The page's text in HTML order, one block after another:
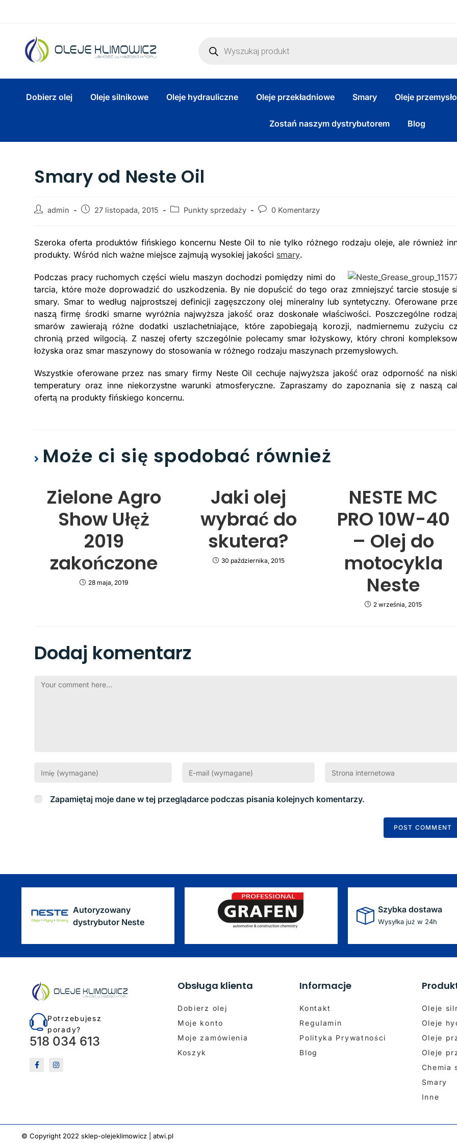
Dobierz olej Oleje silnikowe Oleje hydrauliczne Oleje przekładniowe Smary Oleje
Zostań naszym dystrybutorem Blog
Smary od Neste Oil
admin 27 listopada, 2015 Punkty sprzedaży 0 Komentarzy
Szeroka oferta produktów fińskiego koncernu Neste Oil to nie tylko różnego rodzaju oleje, ale również
produkty. Wśród nich ważne miejsce zajmują wysokiej jakości smary.
Podczas pracy ruchomych części wielu maszyn dochodzi pomiędzy nimi do
tarcia, które może doprowadzić do uszkodzenia. By nie dopuścić do tego oraz zmniejszyć tarcie stosuje
smary. Smar to według najprostszej definicji zagęszczony olej mineralny lub syntetyczny. Oferowane
naszą firmę środki smarne wyróżnia najwyższa jakość oraz doskonałe właściwości. Poszczególne
smarów zawierają różne dodatki uszlachetniające, które zapobiegają korozji, nadmiernemu zużyciu
chronią przed wilgocią. Z naszej oferty szczególnie polecamy smar łożyskowy, który chroni
łożyska oraz smar maszynowy do stosowania w różnego rodzaju maszynach przemysłowych.
Wszystkie oferowane przez nas smary firmy Neste Oil cechuje najwyższa jakość oraz odporność na
temperatury oraz inne niekorzystne warunki atmosferyczne. Zapraszamy do zapoznania się z naszą
ofertą na produkty fińskiego koncernu.
Może ci się spodobać również
Zielone Agro
Show Ułęż
2019
zakończone
28 maja, 2019
Jaki olej
wybrać do
skutera?
30 października, 2015
NESTE MC
PRO 10W-40
– Olej do
motocykla
Neste
2 września, 2015
Dodaj komentarz
Zapamiętaj moje dane w tej przeglądarce podczas pisania kolejnych komentarzy.
Autoryzowany
dystrybutor Neste
Szybka dostawa
Wysyłka już w 24h
Potrzebujesz
porady?
518 034 613
Obsługa klienta
Dobierz olej
Moje konto
Moje zamówienia
Koszyk
Informacje
Kontakt
Regulamin
Polityka Prywatności
Blog
Oleje
Oleje
Oleje
Oleje
Chemia
Smary
Inne
© Copyright 2022 sklep-olejeklimowicz | atwi.pl